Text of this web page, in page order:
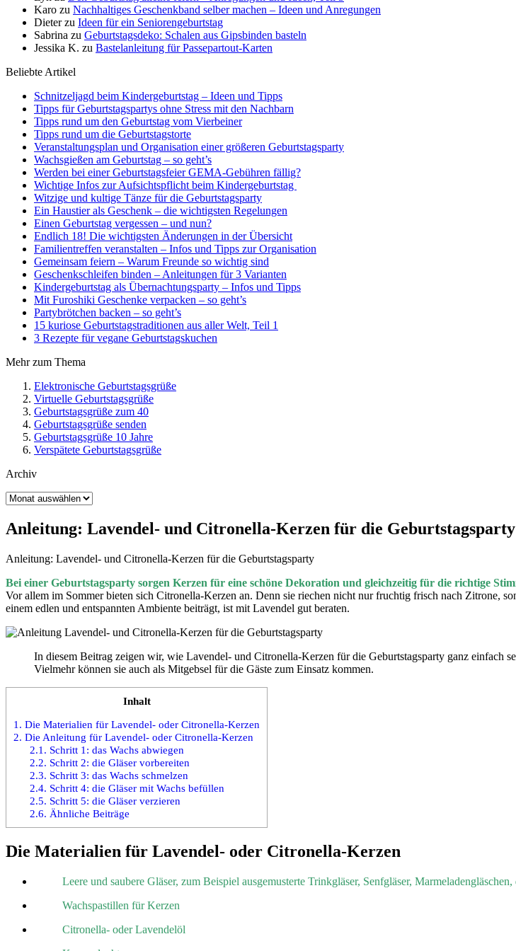
Karo zu Nachhaltiges Geschenkband selber machen – Ideen und Anregungen
Dieterzu Ideen für ein Seniorengeburtstag
Sabrina zu Geburtstagsdeko: Schalen aus Gipsbinden basteln
Jessika K. zu Bastelanleitung für Passepartout-Karten
Beliebte Artikel
Schnitzeljagd beim Kindergeburtstag – Ideen und Tipps
Tipps für Geburtstagspartys ohne Stress mit den Nachbarn
Tipps rund um den Geburtstag vom Vierbeiner
Tipps rund um die Geburtstagstorte
Veranstaltungsplan und Organisation einer größeren Geburtstagsparty
Wachsgießen am Geburtstag – so geht’s
Werden bei einer Geburtstagsfeier GEMA-Gebühren fällig?
Wichtige Infos zur Aufsichtspflicht beim Kindergeburtstag
Witzige und kultige Tänze für die Geburtstagsparty
Ein Haustier als Geschenk – die wichtigsten Regelungen
Einen Geburtstag vergessen – und nun?
Endlich 18! Die wichtigsten Änderungen in der Übersicht
Familientreffen veranstalten – Infos und Tipps zur Organisation
Gemeinsam feiern – Warum Freunde so wichtig sind
Geschenkschleifen binden – Anleitungen für 3 Varianten
Kindergeburtstag als Übernachtungsparty – Infos und Tipps
Mit Furoshiki Geschenke verpacken – so geht’s
Partybrötchen backen – so geht’s
15 kuriose Geburtstagstraditionen aus aller Welt, Teil 1
3 Rezepte für vegane Geburtstagskuchen
Mehr zum Thema
Elektronische Geburtstagsgrüße
Virtuelle Geburtstagsgrüße
Geburtstagsgrüße zum 40
Geburtstagsgrüße senden
Geburtstagsgrüße 10 Jahre
Verspätete Geburtstagsgrüße
Archiv
Archiv
Anleitung: Lavendel- und Citronella-Kerzen für die Geburtstagsparty
Anleitung: Lavendel- und Citronella-Kerzen für die Geburtstagsparty
Bei einer Geburtstagsparty sorgen Kerzen für eine schöne Dekoration und gleichzeitig für die richtige
Vor allem im Sommer bieten sich Citronella-Kerzen an. Denn sie riechen nicht nur fruchtig frisch nach Zitrone,
einem edlen und entspannten Ambiente beiträgt, ist mit Lavendel gut beraten.
In diesem Beitrag zeigen wir, wie Lavendel- und Citronella-Kerzen für die Geburtstagsparty ganz einfach
Vielmehr können sie auch als Mitgebsel für die Gäste zum Einsatz kommen.
Inhalt
1. Die Materialien für Lavendel- oder Citronella-Kerzen
2. Die Anleitung für Lavendel- oder Citronella-Kerzen
2.1. Schritt 1: das Wachs abwiegen
2.2. Schritt 2: die Gläser vorbereiten
2.3. Schritt 3: das Wachs schmelzen
2.4. Schritt 4: die Gläser mit Wachs befüllen
2.5. Schritt 5: die Gläser verzieren
2.6. Ähnliche Beiträge
Die Materialien für Lavendel- oder Citronella-Kerzen
Leere und saubere Gläser, zum Beispiel ausgemusterte Trinkgläser, Senfgläser,
Wachspastillen für Kerzen
Citronella- oder Lavendelöl